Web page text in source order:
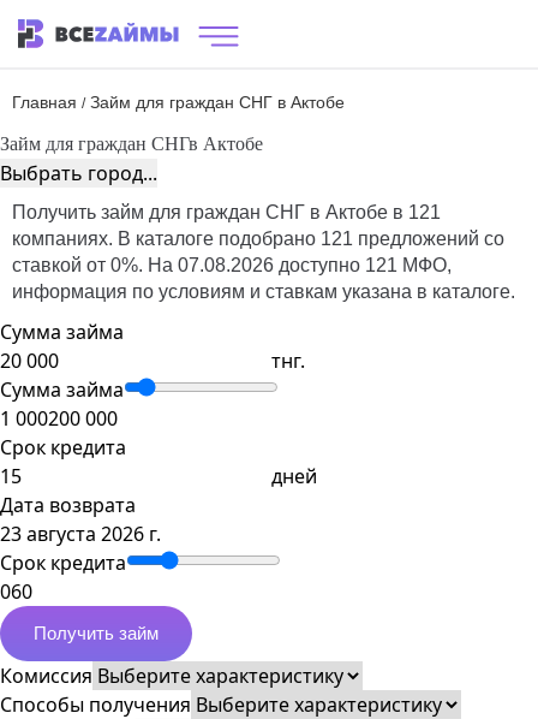
Главная / Займ для граждан СНГ в Актобе
Займ для граждан СНГв Актобе
Выбрать город...
Получить займ для граждан СНГ в Актобе в 121
компаниях. В каталоге подобрано 121 предложений со
ставкой от 0%. На 07.08.2026 доступно 121 МФО,
информация по условиям и ставкам указана в каталоге.
Сумма займа
тнг.
Сумма займа
1 000200 000
Срок кредита
дней
Дата возврата
23 августа 2026 г.
Срок кредита
060
Получить займ
Комиссия
Способы получения